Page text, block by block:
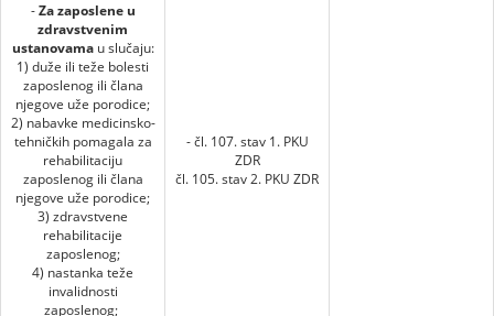
-Za zaposlene u
zdravstvenim
ustanovamau slučaju:
1) duže ili teže bolesti
zaposlenog ili člana
njegove uže porodice;
2) nabavke medicinsko-
tehničkih pomagala za
rehabilitaciju
zaposlenog ili člana
njegove uže porodice;
3) zdravstvene
rehabilitacije
zaposlenog;
4) nastanka teže
invalidnosti
zaposlenog;
- čl. 107. stav 1. PKU
ZDR
čl. 105. stav 2. PKU ZDR